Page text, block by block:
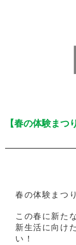
【春の体験まつ
春の体験まつ
この春に新た
新生活に向け
い！